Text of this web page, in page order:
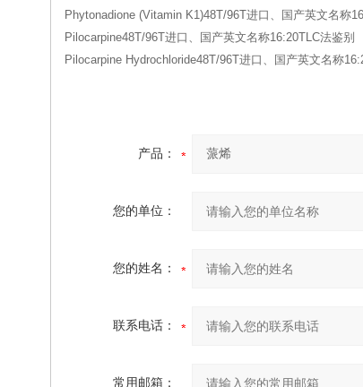
Phytonadione (Vitamin K1)48T/96T进口、国产英文名称
Pilocarpine48T/96T进口、国产英文名称16:20TLC法鉴别
Pilocarpine Hydrochloride48T/96T进口、国产英文名称
产品：
您的单位：
您的姓名：
联系电话：
常用邮箱：